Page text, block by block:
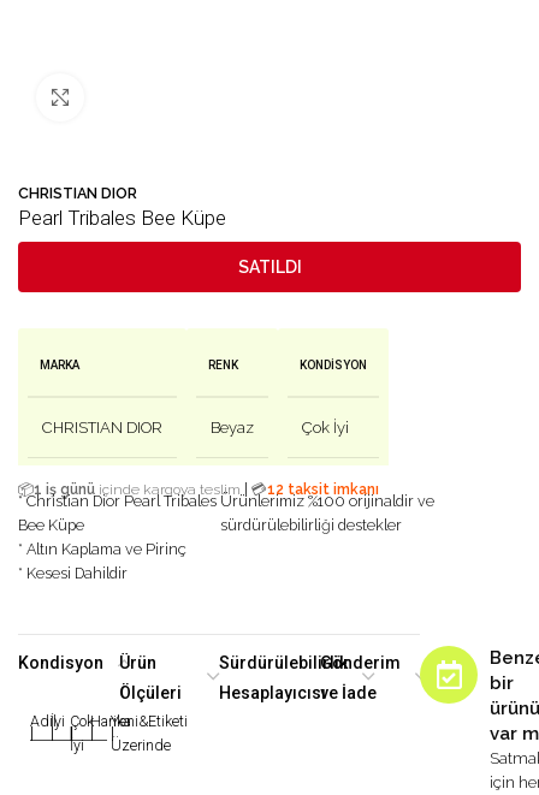
CHRISTIAN DIOR
Pearl Tribales Bee Küpe
SATILDI
MARKA
CHRISTIAN DIOR
RENK
Beyaz
KONDISYON
Çok İyi
📦1 iş günü içinde kargoya teslim 💳12 taksit imkanı
* Christian Dior Pearl Tribales
Bee Küpe
* Altın Kaplama ve Pirinç
* Kesesi Dahildir
Ürünlerimiz %100 orijinaldir ve
sürdürülebilirliği destekler
Kondisyon
Adilİyi
|
Çok
İyi
Harika
|
Yeni&Etiketi
Üzerinde
Ürün
Ölçüleri
Sürdürülebilirlik
Hesaplayıcısı
Gönderim
ve İade
bir
var
için